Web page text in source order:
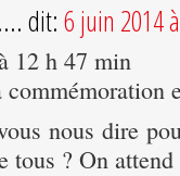
dit: 6 juin 2014
12 h 47 min
nous dire
? On attend